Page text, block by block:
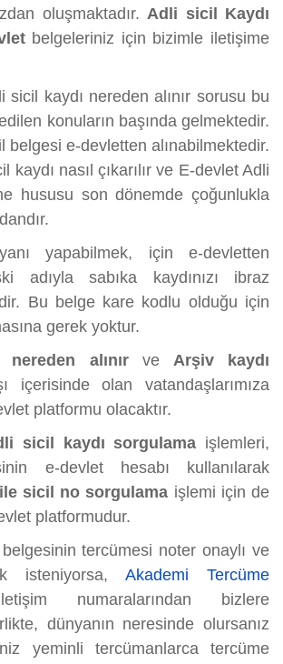
oluşmaktadır. Adli sicil Kaydı
belgeleriniz için bizimle iletişime
sicil kaydı nereden alınır sorusu bu
konuların başında gelmektedir.
belgesi e-devletten alınabilmektedir.
kaydı nasıl çıkarılır ve E-devlet Adli
hususu son dönemde çoğunlukla
yapabilmek, için e-devletten
adıyla sabıka kaydınızı ibraz
Bu belge kare kodlu olduğu için
gerek yoktur.
nereden alınırve Arşiv kaydı
içerisinde olan vatandaşlarımıza
platformu olacaktır.
sicil kaydı sorgulama işlemleri,
e-devlet hesabı kullanılarak
sicil no sorgulama işlemi için de
platformudur.
tercümesi noter onaylı ve
isteniyorsa,Akademi Tercüme
numaralarından bizlere
dünyanın neresinde olursanız
yeminli tercümanlarca tercüme